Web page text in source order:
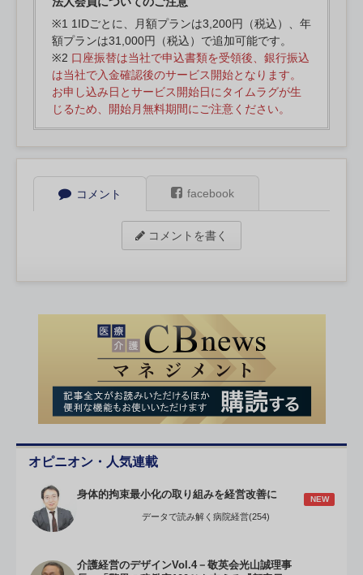
※1 1IDごとに、月額プランは3,200円（税込）、年
額プランは31,000円（税込）で追加可能です。
※2 口座振替は当社で申込書類を受領後、銀行振込
は当社で入金確認後のサービス開始となります。
お申し込み日とサービス開始日にタイムラグが生
じるため、開始月無料期間にご注意ください。
コメント facebook
コメントを書く
オピニオン・人気連載
身体的拘束最小化の取り組みを経営改善に NEW
データで読み解く病院経営(254)
介護経営のデザインVol.4－敬英会光山誠理事